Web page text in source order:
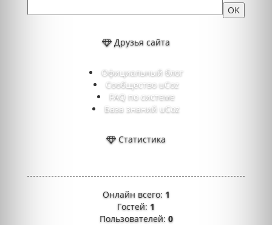
Друзья сайта
Официальный блог
Сообщество uCoz
FAQ по системе
База знаний uCoz
Статистика
Онлайн всего: 1
Гостей: 1
Пользователей:0